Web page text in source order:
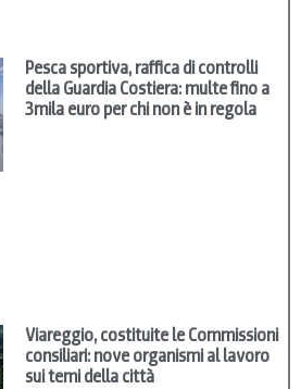
Pesca sportiva, raffica di controlli
della Guardia Costiera: multe fino a
3mila euro per chi non è in regola
Viareggio, costituite le Commissioni
consiliari: nove organismi al lavoro
sui temi della città